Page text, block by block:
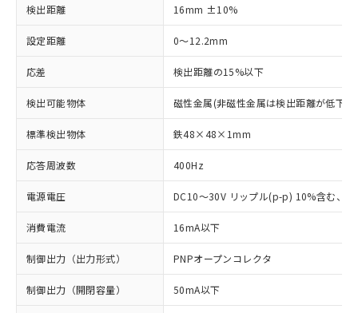
検出距離 16mm ±10%
設定距離 0～12.2mm
応差 検出距離の15%以下
検出可能物体 磁性金属(非磁性金属は検出距離が低下し
標準検出物体 鉄48×48×1mm
応答周波数 400Hz
電源電圧 DC10～30V リップル(p-p) 10%含む、
消費電流 16mA以下
制御出力（出力形式） PNPオープンコレクタ
制御出力（開閉容量） 50mA以下